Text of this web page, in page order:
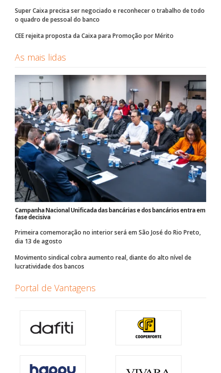
Super Caixa precisa ser negociado e reconhecer o trabalho de todo
o quadro de pessoal do banco
CEE rejeita proposta da Caixa para Promoção por Mérito
As mais lidas
Campanha Nacional Unificada das bancárias e dos bancários entra em
fase decisiva
Primeira comemoração no interior será em São José do Rio Preto,
dia 13 de agosto
Movimento sindical cobra aumento real, diante do alto nível de
lucratividade dos bancos
Portal de Vantagens